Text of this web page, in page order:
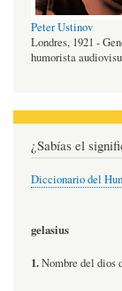
Peter Ustinov
Londres, 1921 -
humorista
¿Sabías el
Diccionario del
gelasius
1.Nombre del dios